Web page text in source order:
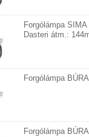
Forgólámpa
Dasteri átm.:
Forgólámpa
Forgólámpa